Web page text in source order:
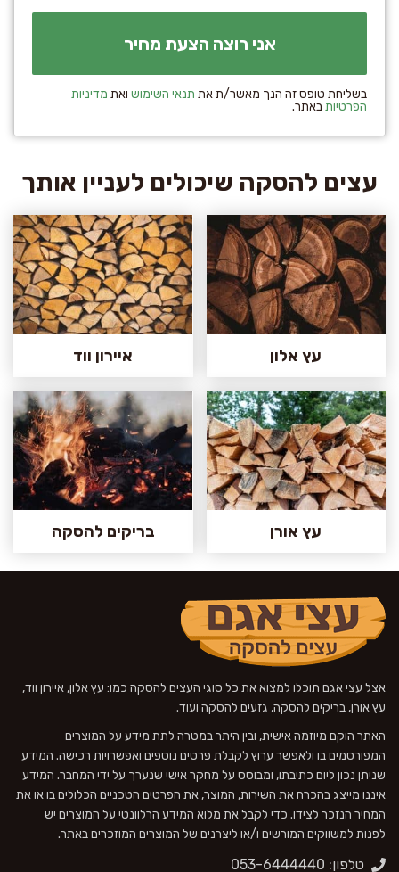
בשליחת טופס זה הנך מאשר/ת את תנאי השימוש ואת מדיניות
הפרטיותבאתר.
עצים להסקה שיכולים לעניין אותך
עץ אלון איירון ווד
עץ אורן בריקים להסקה
אצל עצי אגם תוכלו למצוא את כל סוגי העצים להסקה כמו: עץ אלון, איירון ווד,
עץ אורן, בריקים להסקה, גזעים להסקה ועוד.
האתר הוקם מיוזמה אישית, ובין היתר במטרה לתת מידע על המוצרים
המפורסמים בו ולאפשר ערוץ לקבלת פרטים נוספים ואפשרויות רכישה. המידע
שניתן נכון ליום כתיבתו, ומבוסס על מחקר אישי שנערך על ידי המחבר. המידע
איננו מייצג בהכרח את השירות, המוצר, את הפרטים הטכניים הכלולים בו או את
המחיר הנזכר לצידו. כדי לקבל את מלוא המידע הרלוונטי על המוצרים יש
לפנות למשווקים המורשים ו/או ליצרנים של המוצרים המוזכרים באתר.
טלפון: 053-6444440